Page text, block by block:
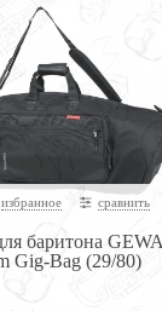
избранное сравнить
баритона GEWA
Gig-Bag (29/80)